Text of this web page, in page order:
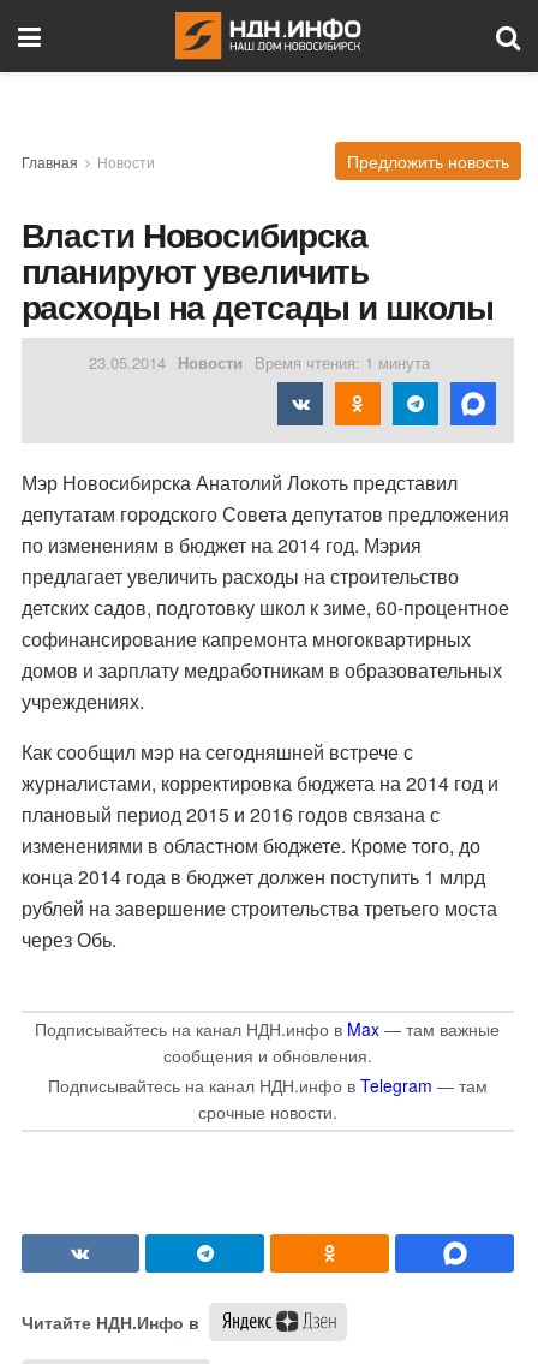
Главная Новости Предложить новость
Власти Новосибирска
планируют увеличить
расходы на детсады и школы
23.05.2014 Новости Время чтения: 1 минута
Мэр Новосибирска Анатолий Локоть представил
депутатам городского Совета депутатов предложения
по изменениям в бюджет на 2014 год. Мэрия
предлагает увеличить расходы на строительство
детских садов, подготовку школ к зиме, 60-процентное
софинансирование капремонта многоквартирных
домов и зарплату медработникам в образовательных
учреждениях.
Как сообщил мэр на сегодняшней встрече с
журналистами, корректировка бюджета на 2014 год и
плановый период 2015 и 2016 годов связана с
изменениями в областном бюджете. Кроме того, до
конца 2014 года в бюджет должен поступить 1 млрд
рублей на завершение строительства третьего моста
через Обь.
Подписывайтесь на канал НДН.инфо в Max — там важные
сообщения и обновления.
Подписывайтесь на канал НДН.инфо в Telegram — там
срочные новости.
Читайте НДН.Инфо в